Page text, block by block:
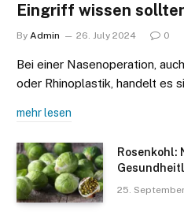
Eingriff wissen
By Admin 26. July 2024 0
Bei einer Nasenoperation,
oder Rhinoplastik, handelt es
mehr lesen
Rosenkohl:
25.